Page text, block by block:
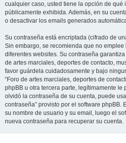
cualquier caso, usted tiene la opción de qué
públicamente exhibida. Además, en su
o desactivar los emails generados
Su contraseña está encriptada (cifrado de
Sin embargo, se recomienda que no emplee
diferentes websites. Su contraseña
de artes marciales, deportes de contacto,
favor guárdela cuidadosamente y bajo
“Foro de artes marciales, deportes de
phpBB u otra tercera parte, legítimamente le
olvidó la contraseña de su cuenta, puede
contraseña” provisto por el software phpBB.
su nombre de usuario y su email, luego el
nueva contraseña para recuperar su cuenta.